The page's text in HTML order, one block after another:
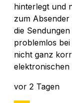
hinterlegt und
zum Absender
die
problemlos
nicht ganz
elektronischen
vor 2 Tagen